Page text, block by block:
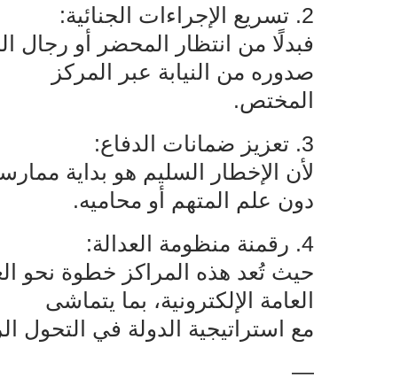
2‌‌. تسريع الإجراءات الجنائية:
فبدلًا من انتظار المحضر أو رجال
صدوره من النيابة عبر المركز‌‌
المختص.
3‌‌. تعزيز ضمانات الدفاع:
لأن الإخطار السليم هو بداية
دون علم المتهم أو محاميه.
4‌‌. رقمنة منظومة العدالة:
حيث تُعد هذه المراكز خطوة نحو
العامة الإلكترونية، بما يتماشى‌‌
مع استراتيجية الدولة في التحول
—